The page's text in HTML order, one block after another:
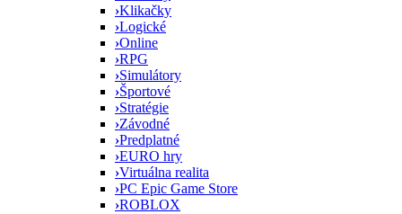
›Klikačky
›Logické
›Online
›RPG
›Simulátory
›Športové
›Stratégie
›Závodné
›Predplatné
›EURO hry
›Virtuálna realita
›PC Epic Game Store
›ROBLOX